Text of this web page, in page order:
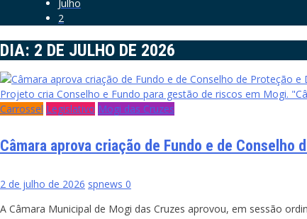
Julho
2
DIA: 2 DE JULHO DE 2026
Projeto cria Conselho e Fundo para gestão de riscos em Mogi.
Carrossel Legislativo Mogi das Cruzes
Câmara aprova criação de Fundo e de Conselho
2 de julho de 2026 spnews 0
A Câmara Municipal de Mogi das Cruzes aprovou, em sessão